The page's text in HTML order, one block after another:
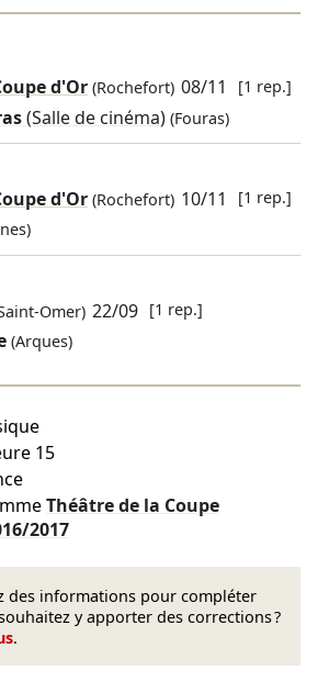
d'Or(Rochefort) 08/11 [1 rep.]
(Salle de cinéma) (Fouras)
d'Or(Rochefort) 10/11 [1 rep.]
Omer) 22/09 [1 rep.]
(Arques)
15
Théâtre de la Coupe
2017
des informations pour compléter
y apporter des corrections ?
.